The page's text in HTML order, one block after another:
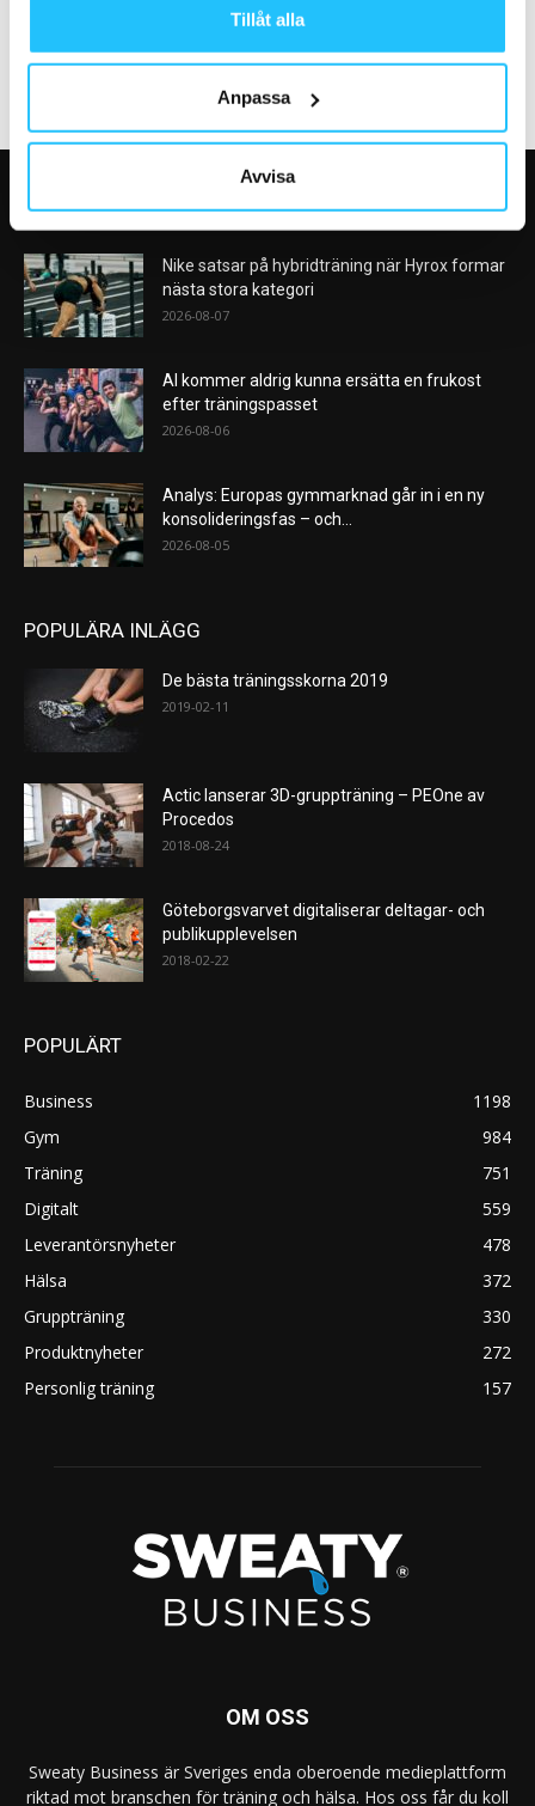
Tillåt alla
Anpassa
Avvisa
genomföra nyemission
VÅRA FAVORITER
Nike satsar på hybridträning när Hyrox formar
nästa stora kategori
2026-08-07
AI kommer aldrig kunna ersätta en frukost
efter träningspasset
2026-08-06
Analys: Europas gymmarknad går in i en ny
konsolideringsfas – och...
2026-08-05
POPULÄRA INLÄGG
De bästa träningsskorna 2019
2019-02-11
Actic lanserar 3D-gruppträning – PEOne av
Procedos
2018-08-24
Göteborgsvarvet digitaliserar deltagar- och
publikupplevelsen
2018-02-22
POPULÄRT
Business
1198
Gym
984
Träning
751
Digitalt
559
Leverantörsnyheter
478
Hälsa
372
Gruppträning
330
Produktnyheter
272
Personlig träning
157
OM OSS
Sweaty Business är Sveriges enda oberoende medieplattform
riktad mot branschen för träning och hälsa. Hos oss får du koll